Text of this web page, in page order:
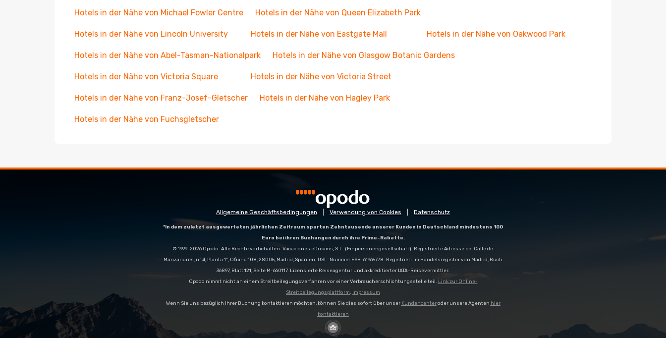
Hotels in der Nähe von Michael Fowler Centre Hotels in der Nähe von Queen Elizabeth Park
Hotels in der Nähe von Lincoln University Hotels in der Nähe von Eastgate Mall Hotels in der Nähe von Oakwood Park
Hotels in der Nähe von Abel-Tasman-Nationalpark Hotels in der Nähe von Glasgow Botanic Gardens
Hotels in der Nähe von Victoria Square Hotels in der Nähe von Victoria Street
Hotels in der Nähe von Franz-Josef-Gletscher Hotels in der Nähe von Hagley Park
Hotels in der Nähe von Fuchsgletscher
Allgemeine Geschäftsbedingungen Verwendung von Cookies Datenschutz
*In dem zuletzt ausgewerteten jährlichen Zeitraum sparten Zehntausende unserer Kunden in Deutschland mindestens 100
Euro bei ihren Buchungen durch ihre Prime-Rabatte.
© 1999-2026 Opodo. Alle Rechte vorbehalten. Vacaciones eDreams, S.L. (Einpersonengesellschaft). Registrierte Adresse bei Calle de
Manzanares, nº 4, Planta 1º, Oficina 108, 28005, Madrid, Spanien. USt.-Nummer ESB-61965778. Registriert im Handelsregister von Madrid, Buch
36897, Blatt 121, Seite M-660117. Lizensierte Reiseagentur und akkreditierter IATA-Reisevermittler.
Opodo nimmt nicht an einem Streitbeilegungsverfahren vor einer Verbraucherschlichtungsstelle teil. Link zur Online-
Streitbeilegungsplattform. Impressum
Wenn Sie uns bezüglich Ihrer Buchung kontaktieren möchten, können Sie dies sofort über unser Kundencenteroder unsere Agenten hier
kontaktieren